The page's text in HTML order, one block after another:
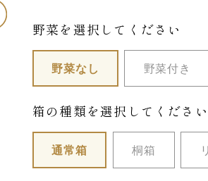
野菜を選択してください
野菜なし 野菜付き
箱の種類を選択してください
通常箱 桐箱